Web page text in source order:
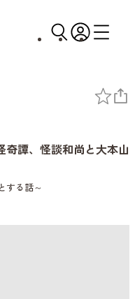
奇譚、怪談和尚と大本山
する話～